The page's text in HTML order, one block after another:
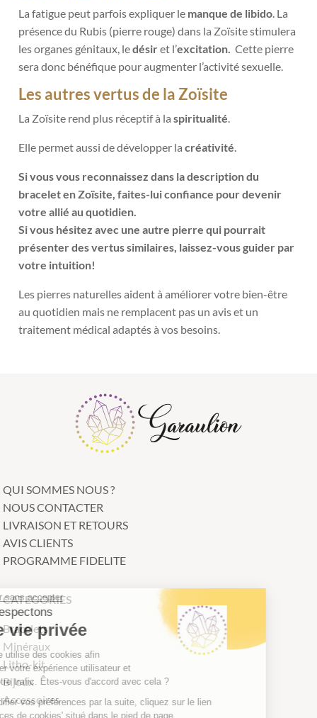
La fatigue peut parfois expliquer le manque de libido. La
présence du Rubis (pierre rouge) dans la Zoïsite stimulera
les organes génitaux, ledésiret l’excitation. Cette pierre
sera donc bénéfique pour augmenter l’activité sexuelle.
Les autres vertus de laZoïsite
La Zoïsite rend plus réceptif à la spiritualité.
Elle permet aussi de développer lacréativité.
Si vous vous reconnaissez dans la description du
bracelet en Zoïsite, faites-lui confiance pour devenir
votre allié au quotidien.
Si vous hésitez avec une autre pierre qui pourrait
présenter des vertus similaires, laissez-vous guider par
votre intuition!
Les pierres naturelles aident à améliorer votre bien-être
au quotidien mais ne remplacent pas un avis et un
traitement médical adaptés à vos besoins.
QUI SOMMES NOUS ?
NOUS CONTACTER
LIVRAISON ET RETOURS
AVIS CLIENTS
PROGRAMME FIDELITE
CATEGORIES
Bracelets
Minéraux
Litho-kit
Bijoux
Accessoires
Continuer sans accepter
Nous respectons
votre vie privée
Notre site utilise des cookies afin
d'améliorer votre expérience utilisateur et
suivre notre trafic. Êtes-vous d'accord avec cela ?
Pour modifier vos préférences par la suite, cliquez sur le lien
'Préférences de cookies' situé dans le pied de page.